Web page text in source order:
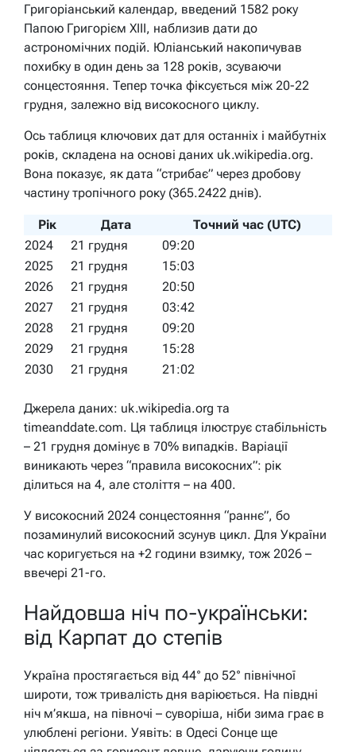
Григоріанський календар, введений 1582 року
Папою Григорієм XIII, наблизив дати до
астрономічних подій. Юліанський накопичував
похибку в один день за 128 років, зсуваючи
сонцестояння. Тепер точка фіксується між 20-22
грудня, залежно від високосного циклу.
Ось таблиця ключових дат для останніх і майбутніх
років, складена на основі даних uk.wikipedia.org.
Вона показує, як дата “стрибає” через дробову
частину тропічного року (365.2422 днів).
Рік Дата
Точний час (UTC)
2024
21 грудня
09:20
2025
21 грудня
15:03
2026
21 грудня
20:50
2027
21 грудня
03:42
2028
21 грудня
09:20
2029
21 грудня
15:28
2030
21 грудня 21:02
Джерела даних: uk.wikipedia.org та
timeanddate.com. Ця таблиця ілюструє стабільність
– 21 грудня домінує в 70% випадків. Варіації
виникають через “правила високосних”: рік
ділиться на 4, але століття – на 400.
У високосний 2024 сонцестояння “раннє”, бо
позаминулий високосний зсунув цикл. Для України
час коригується на +2 години взимку, тож 2026 –
ввечері 21-го.
Найдовша ніч по-українськи:
від Карпат до степів
Україна простягається від 44° до 52° північної
широти, тож тривалість дня варіюється. На півдні
ніч м’якша, на півночі – суворіша, ніби зима грає в
улюблені регіони. Уявіть: в Одесі Сонце ще